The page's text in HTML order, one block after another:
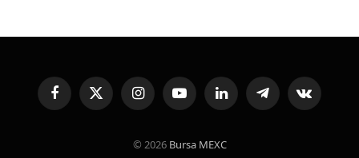
FacebookX
(Twitter)
InstagramYouTubeLinkedInTelegramVKontakte
© 2026 Bursa MEXC